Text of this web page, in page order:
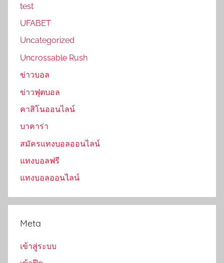
test
UFABET
Uncategorized
Uncrossable Rush
ข่าวบอล
ข่าวฟุตบอล
คาสิโนออนไลน์
บาคาร่า
สมัครแทงบอลออนไลน์
แทงบอลฟรี
แทงบอลออนไลน์
Meta
เข้าสู่ระบบ